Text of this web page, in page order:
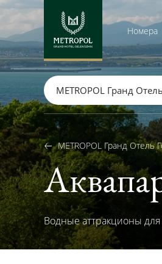
Номера
METROPOL Гранд
METROPOL Гранд Отель
Водные аттракционы